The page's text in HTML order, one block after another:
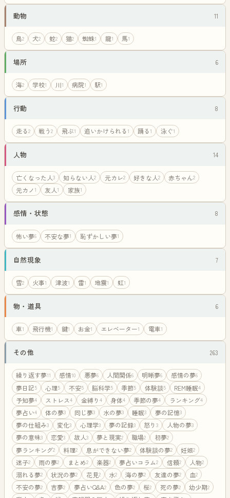
動物 11
鳥2 犬2 蛇2 猫2 蜘蛛1 龍1 馬1
場所 6
海2 学校1 川1 病院1 駅1
行動 8
走る2 戦う2 飛ぶ1 追いかけられる1 踊る1 泳ぐ1
人物 14
亡くなった人3 知らない人2 元カレ2 好きな人2 赤ちゃん2
元カノ1 友人1 家族1
感情・状態 8
怖い夢6 不安な夢1 恥ずかしい夢1
自然現象 7
雪2 火事1 津波1 雷1 地震1 虹1
物・道具 6
車1 飛行機1 鍵1 お金1 エレベーター1 電車1
その他 263
繰り返す夢11 感情10 悪夢6 人間関係6 明晰夢6 感情の夢6
夢日記5 心理5 不安5 脳科学5 季節5 体験談5 REM睡眠4
予知夢4 ストレス4 金縛り 4 身体4 季節の夢4 ランキング4
夢占い4 体の夢3 同じ夢3 水の夢3 睡眠3 夢の記憶3
夢の仕組み3 変化3 心理学3 夢の記録3 怒り3 人物の夢3
夢の意味3 恋愛3 故人3 夢と現実2 職場2 初夢2
夢ランキング2 料理2 息ができない夢2 体験談の夢2 妊娠2
迷子2 雨の夢2 まとめ2 楽器2 夢占いコラム2 信頼2 人物2
溺れる夢2 状況の夢2 花見2 水2 海の夢2 友達の夢2 血2
不安の夢2 吉夢2 夢占いQ&A2 色の夢2 桜2 死の夢2 幼少期2